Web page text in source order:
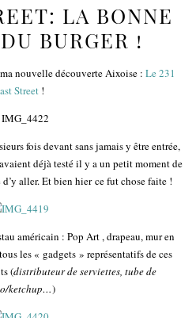
LA BONNE
BURGER !
nouvelle découverte Aixoise : Le 231
Street !
fois devant sans jamais y être entrée,
déjà testé il y a un petit moment de
aller. Et bien hier ce fut chose faite !
américain : Pop Art , drapeau, mur en
les « gadgets » représentatifs de ces
(distributeur de serviettes, tube de
ketchup…)